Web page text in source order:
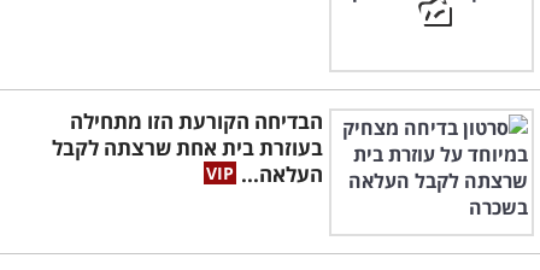
הבדיחה הקורעת הזו מתחילה
בעוזרת בית אחת שרצתה לקבל
העלאה...